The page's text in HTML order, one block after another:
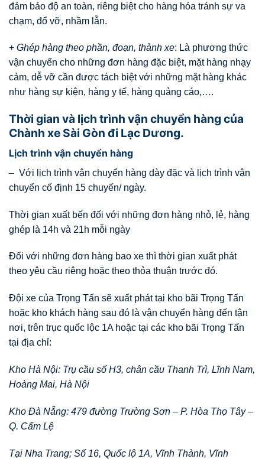
đảm bảo độ an toàn, riêng biệt cho hàng hóa tránh sự va
chạm, đổ vỡ, nhầm lẫn.
+ Ghép hàng theo phần, đoạn, thành xe: Là phương thức
vận chuyển cho những đơn hàng đặc biệt, mặt hàng nhạy
cảm, dễ vỡ cần được tách biệt với những mặt hàng khác
như hàng sự kiện, hàng y tế, hàng quảng cáo,….
Thời gian và lịch trình vận chuyển hàng của
Chành xe Sài Gòn đi Lạc Dương.
Lịch trình vận chuyển hàng
– Với lịch trình vận chuyển hàng dày đặc và lịch trình vận
chuyển cố định 15 chuyến/ ngày.
Thời gian xuất bến đối với những đơn hàng nhỏ, lẻ, hàng
ghép là 14h và 21h mỗi ngày
Đối với những đơn hàng bao xe thì thời gian xuất phát
theo yêu cầu riêng hoặc theo thỏa thuận trước đó.
Đội xe của Trọng Tấn sẽ xuất phát tại kho bãi Trọng Tấn
hoặc kho khách hàng sau đó là vận chuyển hàng đến tận
nơi, trên trục quốc lộc 1A hoặc tại các kho bãi Trọng Tấn
tại địa chỉ:
Kho Hà Nội: Trụ cầu số H3, chân cầu Thanh Trì, Lĩnh Nam,
Hoàng Mai, Hà Nội
Kho Đà Nẵng: 479 đường Trường Sơn – P. Hòa Thọ Tây –
Q. Cẩm Lệ
Tại Nha Trang; Số 16, Quốc lộ 1A, Vĩnh Thành, Vĩnh